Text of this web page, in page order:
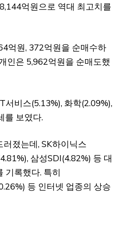
억원으로 역대 최고치를
억원, 372억원을 순매수하
인은 5,962억원을 순매도했
비스(5.13%), 화학(2.09%),
를 보였다.
졌는데, SK하이닉스
삼성SDI(4.82%) 등 대
기록했다. 특히
등 인터넷 업종의 상승